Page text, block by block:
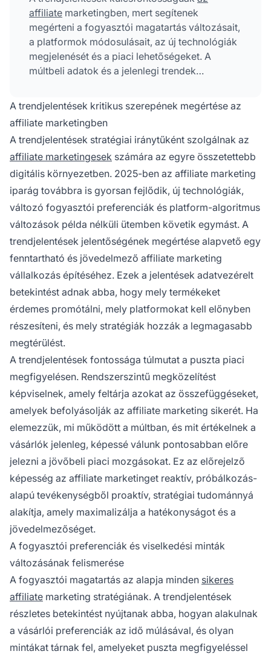
affiliate marketingben, mert segítenek
megérteni a fogyasztói magatartás változásait,
a platformok módosulásait, az új technológiák
megjelenését és a piaci lehetőségeket. A
múltbeli adatok és a jelenlegi trendek
lesznek a leghatékonyabbak, optimalizálható
az affiliate programok kiválasztása, és 2025-
ben is megelőzhető a versenytársak többsége.
A trendjelentések kritikus szerepének megértése az
affiliate marketingben
A trendjelentések stratégiai iránytűként szolgálnak az
affiliate marketingesek számára az egyre összetettebb
digitális környezetben. 2025-ben az affiliate marketing
iparág továbbra is gyorsan fejlődik, új technológiák,
változó fogyasztói preferenciák és platform-algoritmus
változások példa nélküli ütemben követik egymást. A
trendjelentések jelentőségének megértése alapvető egy
fenntartható és jövedelmező affiliate marketing
vállalkozás építéséhez. Ezek a jelentések adatvezérelt
betekintést adnak abba, hogy mely termékeket
érdemes promótálni, mely platformokat kell előnyben
részesíteni, és mely stratégiák hozzák a legmagasabb
megtérülést.
A trendjelentések fontossága túlmutat a puszta piaci
megfigyelésen. Rendszerszintű megközelítést
képviselnek, amely feltárja azokat az összefüggéseket,
amelyek befolyásolják az affiliate marketing sikerét. Ha
elemezzük, mi működött a múltban, és mit értékelnek a
vásárlók jelenleg, képessé válunk pontosabban előre
jelezni a jövőbeli piaci mozgásokat. Ez az előrejelző
képesség az affiliate marketinget reaktív, próbálkozás-
alapú tevékenységből proaktív, stratégiai tudománnyá
alakítja, amely maximalizálja a hatékonyságot és a
jövedelmezőséget.
A fogyasztói preferenciák és viselkedési minták
változásának felismerése
A fogyasztói magatartás az alapja minden sikeres
affiliate marketing stratégiának. A trendjelentések
részletes betekintést nyújtanak abba, hogyan alakulnak
a vásárlói preferenciák az idő múlásával, és olyan
mintákat tárnak fel, amelyeket puszta megfigyeléssel